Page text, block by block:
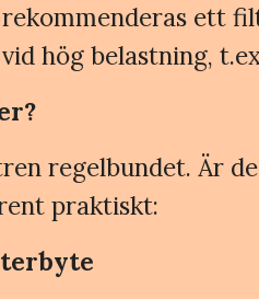
rekommenderas ett
hög belastning,
regelbundet. Är
praktiskt: